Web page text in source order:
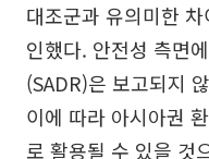
대조군과 유의미한
인했다. 안전성 측면
(SADR)은 보고되지
이에 따라 아시아권
로 활용될 수 있을 것